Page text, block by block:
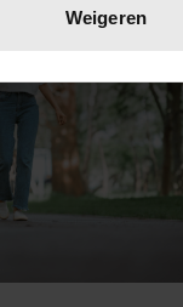
op elk
cookies om
te
adverteren en
of die ze hebben
blijft gebruiken.
Weigeren